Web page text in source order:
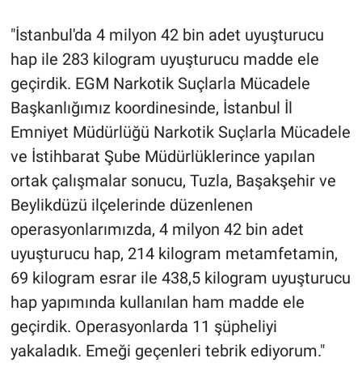
"İstanbul'da 4 milyon 42 bin adet uyuşturucu
hap ile 283 kilogram uyuşturucu madde ele
geçirdik. EGM Narkotik Suçlarla Mücadele
Başkanlığımız koordinesinde, İstanbul İl
Emniyet Müdürlüğü Narkotik Suçlarla Mücadele
ve İstihbarat Şube Müdürlüklerince yapılan
ortak çalışmalar sonucu, Tuzla, Başakşehir ve
Beylikdüzü ilçelerinde düzenlenen
operasyonlarımızda, 4 milyon 42 bin adet
uyuşturucu hap, 214 kilogram metamfetamin,
69 kilogram esrar ile 438,5 kilogram uyuşturucu
hap yapımında kullanılan ham madde ele
geçirdik. Operasyonlarda 11 şüpheliyi
yakaladık. Emeği geçenleri tebrik ediyorum."